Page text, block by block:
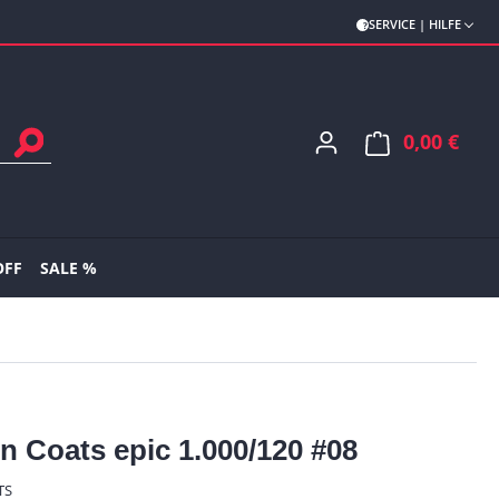
SERVICE | HILFE
0,00 €
SALE %
Coats epic 1.000/120 #08